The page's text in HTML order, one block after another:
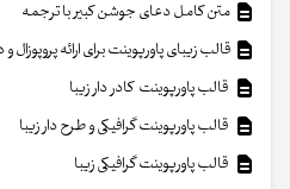
متن کامل دعای جوشن کبیر با ترجمه
قالب زیبای پاورپوینت برای ارائه پروپوزال
قالب پاورپوینت کادر دار زیبا
قالب پاورپوینت گرافیکی و طرح دار زیبا
قالب پاورپوینت گرافیکی زیبا